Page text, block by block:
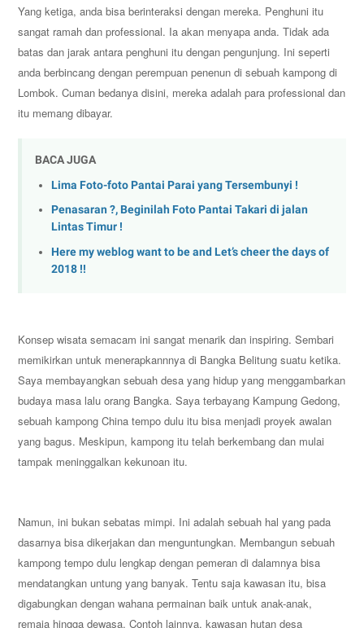
Yang ketiga, anda bisa berinteraksi dengan mereka. Penghuni itu
sangat ramah dan professional. Ia akan menyapa anda. Tidak ada
batas dan jarak antara penghuni itu dengan pengunjung. Ini seperti
anda berbincang dengan perempuan penenun di sebuah kampong di
Lombok. Cuman bedanya disini, mereka adalah para professional dan
itu memang dibayar.
BACA JUGA
Lima Foto-foto Pantai Parai yang Tersembunyi !
Penasaran ?, Beginilah Foto Pantai Takari di jalan
Lintas Timur !
Here my weblog want to be and Let’s cheer the days of
2018 !!
Konsep wisata semacam ini sangat menarik dan inspiring. Sembari
memikirkan untuk menerapkannnya di Bangka Belitung suatu ketika.
Saya membayangkan sebuah desa yang hidup yang menggambarkan
budaya masa lalu orang Bangka. Saya terbayang Kampung Gedong,
sebuah kampong China tempo dulu itu bisa menjadi proyek awalan
yang bagus. Meskipun, kampong itu telah berkembang dan mulai
tampak meninggalkan kekunoan itu.
Namun, ini bukan sebatas mimpi. Ini adalah sebuah hal yang pada
dasarnya bisa dikerjakan dan menguntungkan. Membangun sebuah
kampong tempo dulu lengkap dengan pemeran di dalamnya bisa
mendatangkan untung yang banyak. Tentu saja kawasan itu, bisa
digabungkan dengan wahana permainan baik untuk anak-anak,
remaja hingga dewasa. Contoh lainnya, kawasan hutan desa